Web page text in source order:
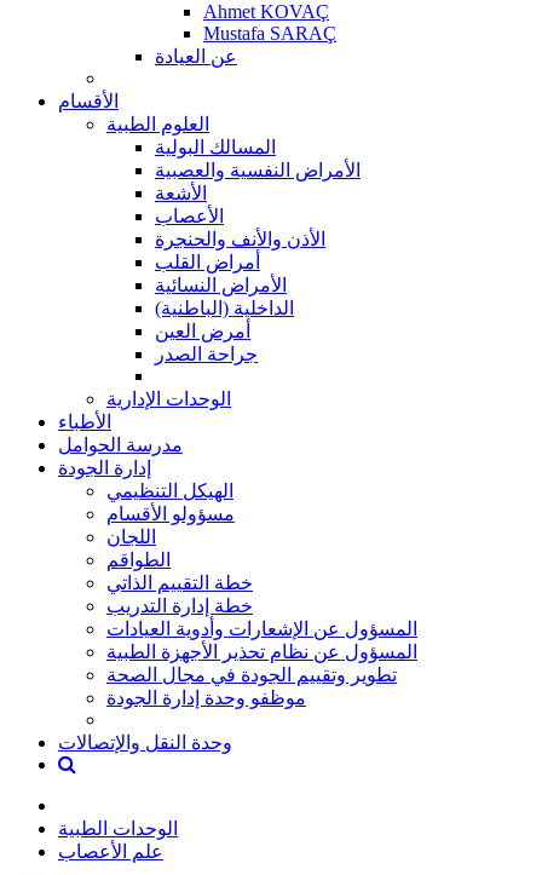
Ahmet KOVAÇ
Mustafa SARAÇ
عن العيادة
الأقسام
العلوم الطبية
المسالك البولية
الأمراض النفسية والعصبية
الأشعة
الأعصاب
الأذن والأنف والحنجرة
أمراض القلب
الأمراض النسائية
الداخلية (الباطنية)
أمرض العين
جراحة الصدر
الوحدات الإدارية
الأطباء
مدرسة الحوامل
إدارة الجودة
الهيكل التنظيمي
مسؤولو الأقسام
اللجان
الطواقم
خطة التقييم الذاتي
خطة إدارة التدريب
المسؤول عن الإشعارات وأدوية العيادات
المسؤول عن نظام تحذير الأجهزة الطبية
تطوير وتقييم الجودة في مجال الصحة
موظفو وحدة إدارة الجودة
وحدة النقل والإتصالات
الوحدات الطبية
علم الأعصاب